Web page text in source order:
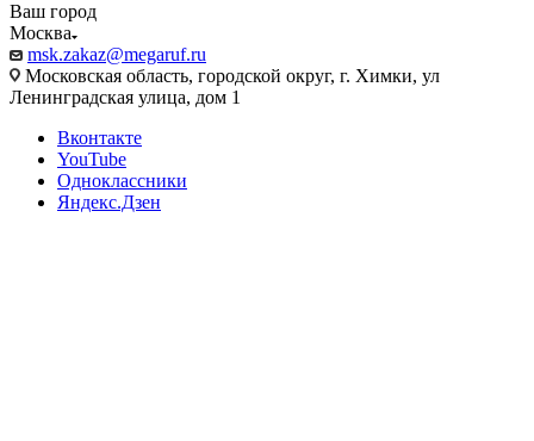
Ваш город
Москва
msk.zakaz@megaruf.ru
Московская область, городской округ, г. Химки, ул
Ленинградская улица, дом 1
Вконтакте
YouTube
Одноклассники
Яндекс.Дзен